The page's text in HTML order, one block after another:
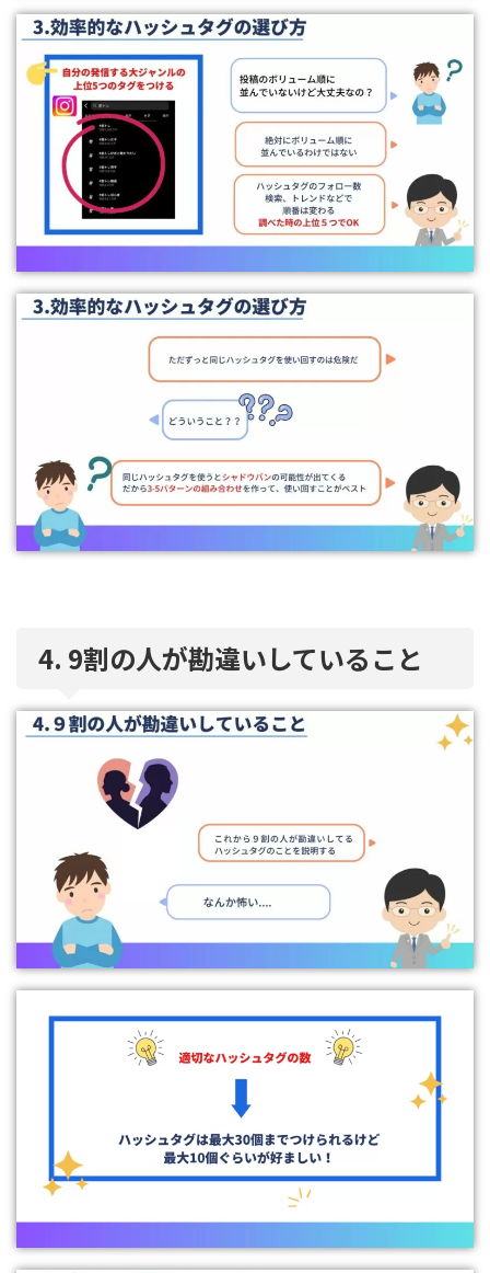
4. 9割の人が勘違いしていること